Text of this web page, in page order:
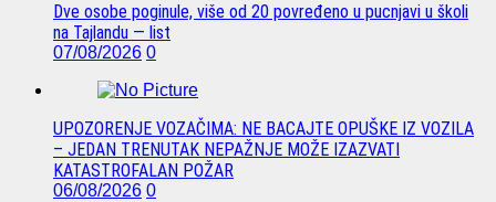
Dve osobe poginule, više od 20 povređeno u pucnjavi u školi
na Tajlandu — list
07/08/2026 0
UPOZORENJE VOZAČIMA: NE BACAJTE OPUŠKE IZ VOZILA
– JEDAN TRENUTAK NEPAŽNJE MOŽE IZAZVATI
KATASTROFALAN POŽAR
06/08/2026 0